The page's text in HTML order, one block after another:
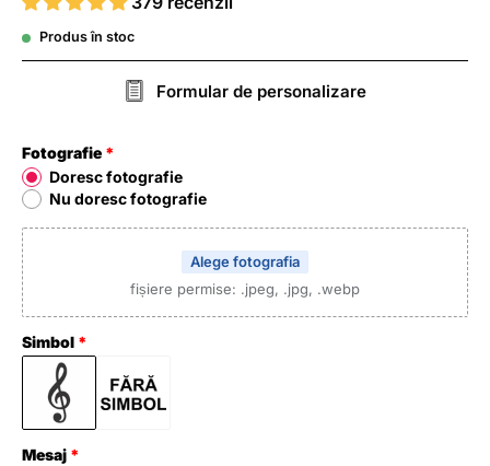
Produs în stoc
Formular de personalizare
Fotografie
Doresc fotografie
Nu doresc fotografie
Alege fotografia
fișiere permise: .jpeg, .jpg, .webp
Simbol
Mesaj